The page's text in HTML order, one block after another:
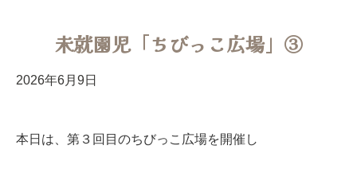
未就園児「ちびっこ広場」③
2026年6月9日
本日は、第３回目のちびっこ広場を開催し